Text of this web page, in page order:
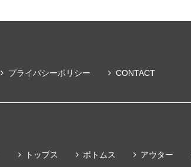
プライバシーポリシー CONTACT
トップス ボトムス アウター